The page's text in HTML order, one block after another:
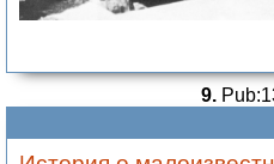
9.